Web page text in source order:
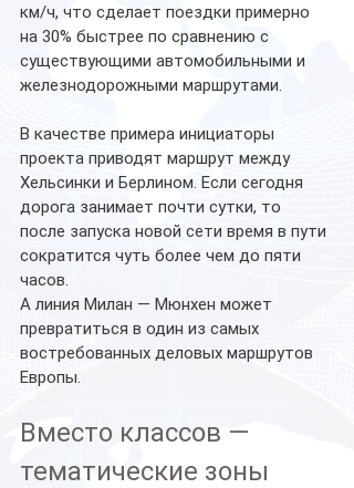
км/ч, что сделает поездки примерно
на 30% быстрее по сравнению с
существующими автомобильными и
железнодорожными маршрутами.
В качестве примера инициаторы
проекта приводят маршрут между
Хельсинки и Берлином. Если сегодня
дорога занимает почти сутки, то
после запуска новой сети время в пути
сократится чуть более чем до пяти
часов.
А линия Милан — Мюнхен может
превратиться в один из самых
востребованных деловых маршрутов
Европы.
Вместо классов —
тематические зоны